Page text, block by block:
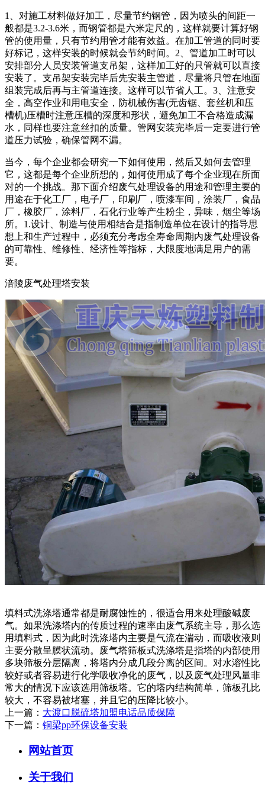
1、对施工材料做好加工，尽量节约钢管，因为喷头的间距一
般都是3.2-3.6米，而钢管都是六米定尺的，这样就要计算好钢
管的使用量，只有节约用管才能有效益。在加工管道的同时要
好标记，这样安装的时候就会节约时间。2、管道加工时可以
安排部分人员安装管道支吊架，这样加工好的只管就可以直接
安装了。支吊架安装完毕后先安装主管道，尽量将只管在地面
组装完成后再与主管道连接。这样可以节省人工。3、注意安
全，高空作业和用电安全，防机械伤害(无齿锯、套丝机和压
槽机)压槽时注意压槽的深度和形状，避免加工不合格造成漏
水，同样也要注意丝扣的质量。管网安装完毕后一定要进行管
道压力试验，确保管网不漏。
当今，每个企业都会研究一下如何使用，然后又如何去管理
它，这都是每个企业所想的，如何使用成了每个企业现在所面
对的一个挑战。那下面介绍废气处理设备的用途和管理主要的
用途在于化工厂，电子厂，印刷厂，喷漆车间，涂装厂，食品
厂，橡胶厂，涂料厂，石化行业等产生粉尘，异味，烟尘等场
所。1.设计、制造与使用相结合是指制造单位在设计的指导思
想上和生产过程中，必须充分考虑全寿命周期内废气处理设备
的可靠性、维修性、经济性等指标，大限度地满足用户的需
要。
涪陵废气处理塔安装
填料式洗涤塔通常都是耐腐蚀性的，很适合用来处理酸碱废
气。如果洗涤塔内的传质过程的速率由废气系统主导，那么选
用填料式，因为此时洗涤塔内主要是气流在湍动，而吸收液则
主要分散呈膜状流动。废气塔筛板式洗涤塔是指塔的内部使用
多块筛板分层隔离，将塔内分成几段分离的区间。对水溶性比
较好或者容易进行化学吸收净化的废气，以及废气处理风量非
常大的情况下应该选用筛板塔。它的塔内结构简单，筛板孔比
较大，不容易被堵塞，并且它的压降比较小。
上一篇： 大渡口脱硫塔加盟电话品质保障
下一篇： 铜梁pp环保设备安装
网站首页
关于我们